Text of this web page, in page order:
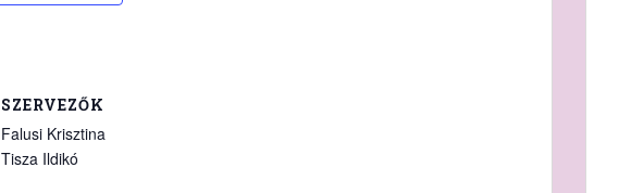
SZERVEZŐK
Falusi Krisztina
Tisza Ildikó